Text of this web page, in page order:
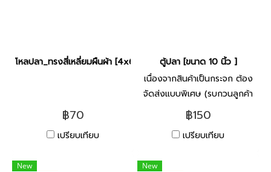
โหลปลา_ทรงสี่เหลี่ยมผืนผ้า [4x6นิ้ว]
฿70
เปรียบเทียบ
ตู้ปลา [ขนาด 10 นิ้ว ]
เนื่องจากสินค้าเป็นกระจก ต้อง
จัดส่งแบบพิเศษ (รบกวนลูกค้า
ติดต่อกับทางร้าน ก่อนสั่งซื้อ)
฿150
เปรียบเทียบ
New
New